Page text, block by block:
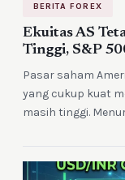
BERITA FOREX
Ekuitas AS
Tinggi, S&P
Pasar saham
yang cukup kuat
masih tinggi.